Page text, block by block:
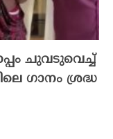
ചുവടുവെച്ച്
ഗാനം ശ്രദ്ധ